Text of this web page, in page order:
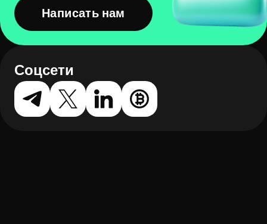
Написать нам
Соцсети